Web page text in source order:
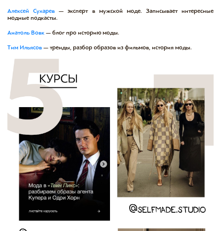
Алексей Сухарев — эксперт в мужской моде. Записывает интересные
модные подкасты.
Анатоль Вовк — блог про историю моды.
Тим Ильясов — тренды, разбор образов из фильмов, история моды.